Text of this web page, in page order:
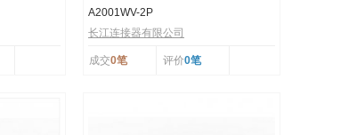
A2001WV-2P
长江连接器有限公司
成交0笔 评价0笔